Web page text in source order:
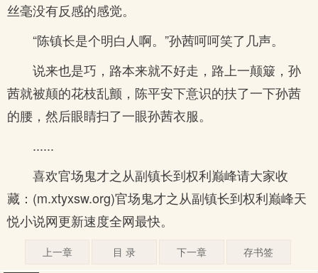
丝毫没有反感的感觉。
“陈镇长是个明白人啊。”孙茜呵呵笑了几声。
说来也是巧，路本来就不好走，路上一颠簸，孙
茜就被颠的花枝乱颤，陈平安下意识的扶了一下孙茜
的腰，然后眼睛扫了一眼孙茜衣服。
......
喜欢官场鬼才之从副镇长到权利巅峰请大家收
藏：(m.xtyxsw.org)官场鬼才之从副镇长到权利巅峰天
悦小说网更新速度全网最快。
上一章 目 录 下一章 存书签